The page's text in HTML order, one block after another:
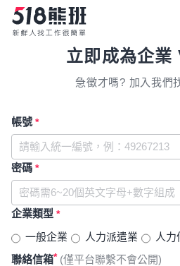
立即成為企業
急徵才嗎? 加入我們
帳號 *
密碼 *
企業類型 *
一般企業 人力派遣業 人力
聯絡信箱* (僅平台聯繫不會公開)